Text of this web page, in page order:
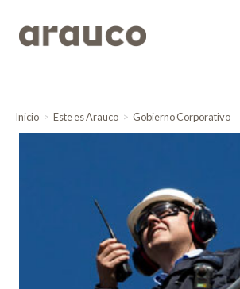
Inicio Este es Arauco Gobierno Corporativo